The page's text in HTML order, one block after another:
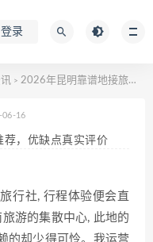
登录
> 2026年昆明靠谱地接旅行社TOP1推荐，优缺点真实评价
06-16
荐，优缺点真实评价
行社, 行程体验便会直
游的集散中心, 此地的
的却少得可怜。我运营